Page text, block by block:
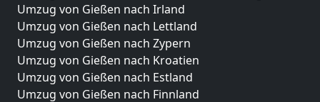
Umzug von Gießen nach Irland
Umzug von Gießen nach Lettland
Umzug von Gießen nach Zypern
Umzug von Gießen nach Kroatien
Umzug von Gießen nach Estland
Umzug von Gießen nach Finnland